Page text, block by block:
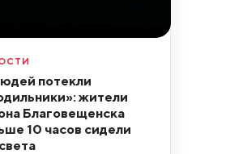
потекли
жители
Благовещенска
10 часов сидели